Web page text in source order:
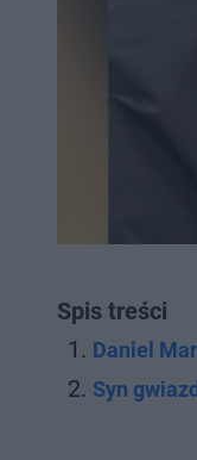
Spis treści
Daniel
Syn